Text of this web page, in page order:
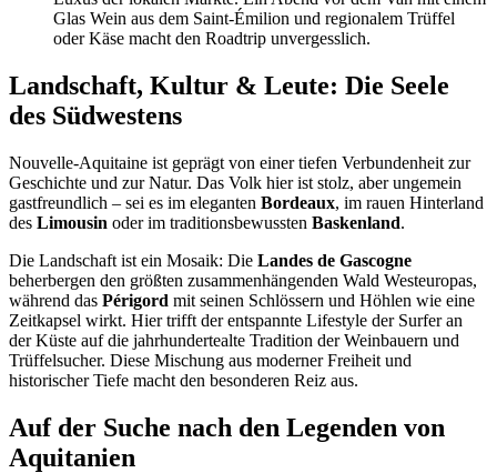
Glas Wein aus dem Saint-Émilion und regionalem Trüffel
oder Käse macht den Roadtrip unvergesslich.
Landschaft, Kultur & Leute: Die Seele
des Südwestens
Nouvelle-Aquitaine ist geprägt von einer tiefen Verbundenheit zur
Geschichte und zur Natur. Das Volk hier ist stolz, aber ungemein
gastfreundlich – sei es im eleganten Bordeaux, im rauen Hinterland
des Limousin oder im traditionsbewussten Baskenland.
Die Landschaft ist ein Mosaik: Die Landes de Gascogne
beherbergen den größten zusammenhängenden Wald Westeuropas,
während das Périgord mit seinen Schlössern und Höhlen wie eine
Zeitkapsel wirkt. Hier trifft der entspannte Lifestyle der Surfer an
der Küste auf die jahrhundertealte Tradition der Weinbauern und
Trüffelsucher. Diese Mischung aus moderner Freiheit und
historischer Tiefe macht den besonderen Reiz aus.
Auf der Suche nach den Legenden von
Aquitanien